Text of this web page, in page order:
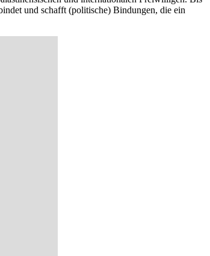
und schafft (politische) Bindungen, die ein